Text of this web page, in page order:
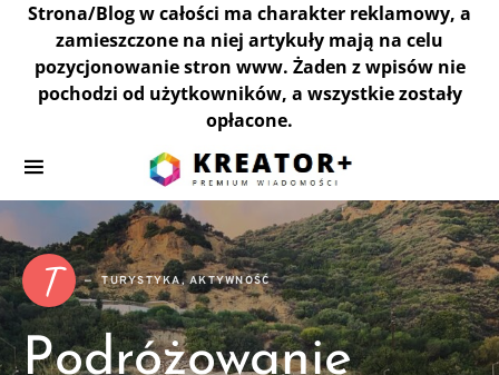
Strona/Blog w całości ma charakter reklamowy, a
zamieszczone na niej artykuły mają na celu
pozycjonowanie stron www. Żaden z wpisów nie
pochodzi od użytkowników, a wszystkie zostały
opłacone.
T TURYSTYKA, AKTYWNOŚĆ
Podróżowanie